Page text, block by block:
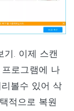
기. 이제 스캔
로그램에 나
볼수 있어 삭
적으로 복원